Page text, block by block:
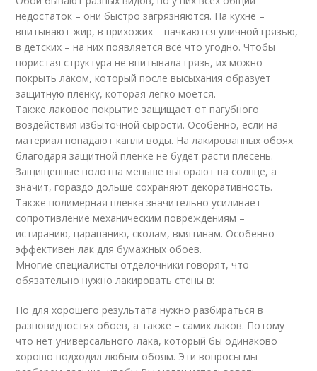
недостаток – они быстро загрязняются. На кухне –
впитывают жир, в прихожих – пачкаются уличной грязью,
в детских – на них появляется всё что угодно. Чтобы
пористая структура не впитывала грязь, их можно
покрыть лаком, который после высыхания образует
защитную пленку, которая легко моется.
Также лаковое покрытие защищает от пагубного
воздействия избыточной сырости. Особенно, если на
материал попадают капли воды. На лакированных обоях
благодаря защитной пленке не будет расти плесень.
Защищенные полотна меньше выгорают на солнце, а
значит, гораздо дольше сохраняют декоративность.
Также полимерная пленка значительно усиливает
сопротивление механическим повреждениям –
истиранию, царапанию, сколам, вмятинам. Особенно
эффективен лак для бумажных обоев.
Многие специалисты отделочники говорят, что
обязательно нужно лакировать стены в:
Но для хорошего результата нужно разбираться в
разновидностях обоев, а также – самих лаков. Потому
что нет универсального лака, который бы одинаково
хорошо подходил любым обоям. Эти вопросы мы